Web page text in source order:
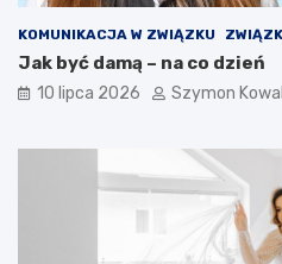
KOMUNIKACJA W ZWIĄZKU
Jak być damą – na co dzień
10 lipca 2026 Szymon